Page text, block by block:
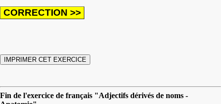
Fin de l'exercice de français "Adjectifs dérivés de noms -